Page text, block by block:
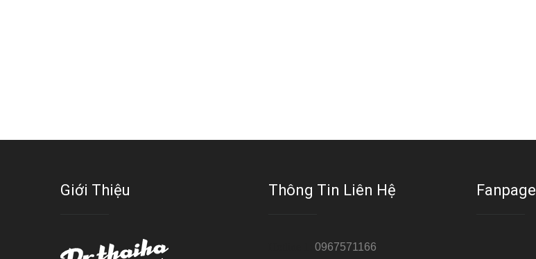
Giới Thiệu Thông Tin Liên Hệ
0967571166
Fanpage